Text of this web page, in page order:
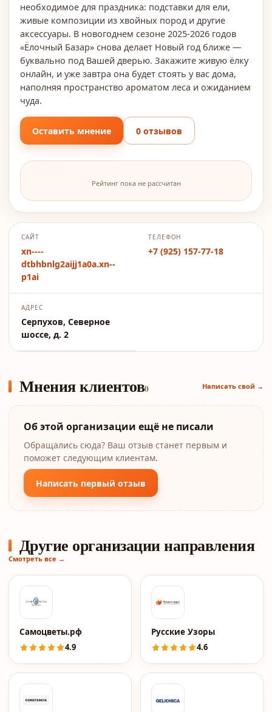
необходимое для праздника: подставки для ели,
живые композиции из хвойных пород и другие
аксессуары. В новогоднем сезоне 2025-2026 годов
«Ёлочный Базар» снова делает Новый год ближе —
буквально под Вашей дверью. Закажите живую ёлку
онлайн, и уже завтра она будет стоять у вас дома,
наполняя пространство ароматом леса и ожиданием
чуда.
Оставить мнение 0 отзывов
Рейтинг пока не рассчитан
САЙТ
xn----
dtbhbnlg2aijj1a0a.xn--
p1ai
ТЕЛЕФОН
+7 (925) 157-77-18
АДРЕС
Серпухов, Северное
шоссе, д. 2
Мнения клиентов0 Написать свой →
Об этой организации ещё не писали
Обращались сюда? Ваш отзыв станет первым и
поможет следующим клиентам.
Написать первый отзыв
Другие организации направления
Смотреть все →
Самоцветы.рф
4.9
Русские Узоры
4.6